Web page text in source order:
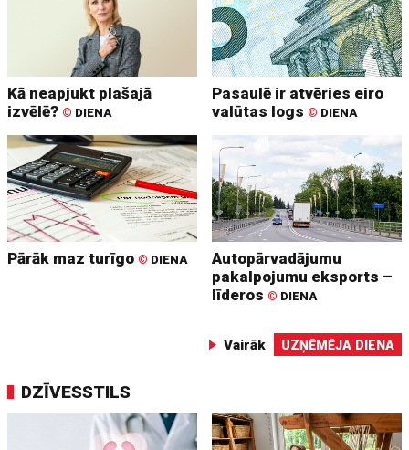
Kā neapjukt plašajā
izvēlē? © DIENA
Pasaulē ir atvēries eiro
valūtas logs © DIENA
Pārāk maz turīgo © DIENA
Autopārvadājumu
pakalpojumu eksports –
līderos © DIENA
Vairāk UZŅĒMĒJA DIENA
DZĪVESSTILS